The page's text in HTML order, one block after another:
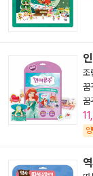
조
꿈
꿈